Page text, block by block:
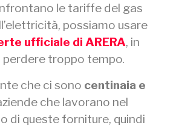
le tariffe del gas
possiamo usare
ufficiale di ARERA, in
troppo tempo.
che ci sono centinaia e
che lavorano nel
di queste forniture, quindi